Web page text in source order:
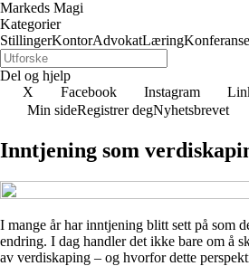
Markeds Magi
Kategorier
StillingerKontorAdvokatLæring
Del og hjelp
X
Facebook Instagram
Min sideRegistrer degNyhetsbrevet
Inntjening som
I mange år har inntjening blitt sett på som
endring. I dag handler det ikke bare om å
av verdiskaping – og hvorfor dette